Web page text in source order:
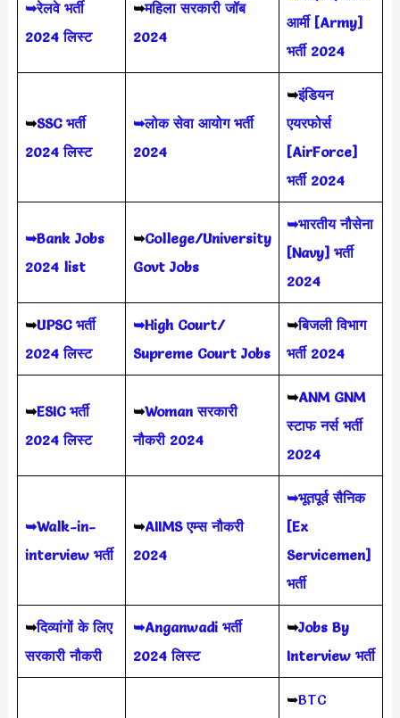
➥रेलवे भर्ती
2024 लिस्ट
➥महिला सरकारी जॉब
2024
आर्मी [Army]
भर्ती 2024
➥SSC भर्ती
2024 लिस्ट
➥लोक सेवा आयोग भर्ती
2024
➥इंडियन
एयरफोर्स
[AirForce]
भर्ती 2024
➥Bank Jobs
2024 list
➥College/University
Govt Jobs
➥भारतीय नौसेना
[Navy] भर्ती
2024
➥UPSC भर्ती
2024 लिस्ट
➥High Court/
Supreme Court Jobs
➥बिजली विभाग
भर्ती 2024
➥ESIC भर्ती
2024 लिस्ट
➥Woman सरकारी
नौकरी 2024
➥ANM GNM
स्टाफ नर्स भर्ती
2024
➥Walk-in-
interview भर्ती
➥AIIMS एम्स नौकरी
2024
➥भूतपूर्व सैनिक
[Ex
Servicemen]
भर्ती
➥दिव्यांगों के लिए
सरकारी नौकरी
➥Anganwadi भर्ती
2024 लिस्ट
➥Jobs By
Interview भर्ती
➥BTC